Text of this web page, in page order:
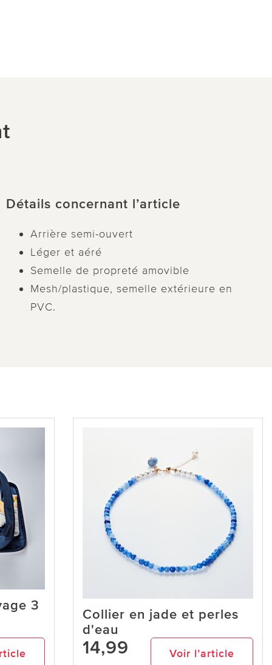
Détails concernant l’article
Arrière semi-ouvert
Léger et aéré
Semelle de propreté amovible
Mesh/plastique, semelle extérieure en
PVC.
3
Collier en jade et perles
d'eau
14,99 Voir l’article